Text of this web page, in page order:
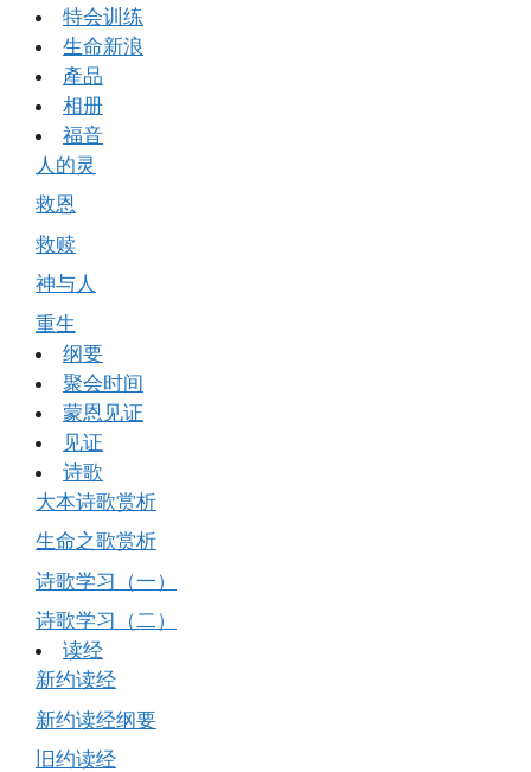
特会训练
生命新浪
產品
相册
福音
人的灵
救恩
救赎
神与人
重生
纲要
聚会时间
蒙恩见证
见证
诗歌
大本诗歌赏析
生命之歌赏析
诗歌学习（一）
诗歌学习（二）
读经
新约读经
新约读经纲要
旧约读经